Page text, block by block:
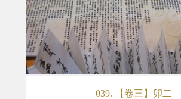
039. 【卷三】卯二